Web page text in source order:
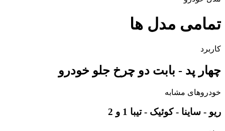
تمامی مدل ها
کاربرد
چهار پد - بابت دو چرخ جلو خودرو
خودروهای مشابه
ریو - ساینا - کوئیک - تیبا 1 و 2